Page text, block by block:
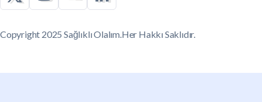
Copyright 2025 Sağlıklı Olalım.Her Hakkı Saklıdır.